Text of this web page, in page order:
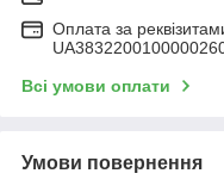
Оплата за
Всі умови оплати
Умови повернення